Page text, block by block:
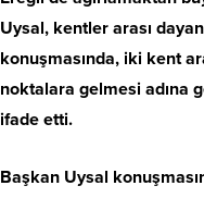
Uysal, kentler arası
konuşmasında, iki kent
noktalara gelmesi adına
ifade etti.
Başkan Uysal